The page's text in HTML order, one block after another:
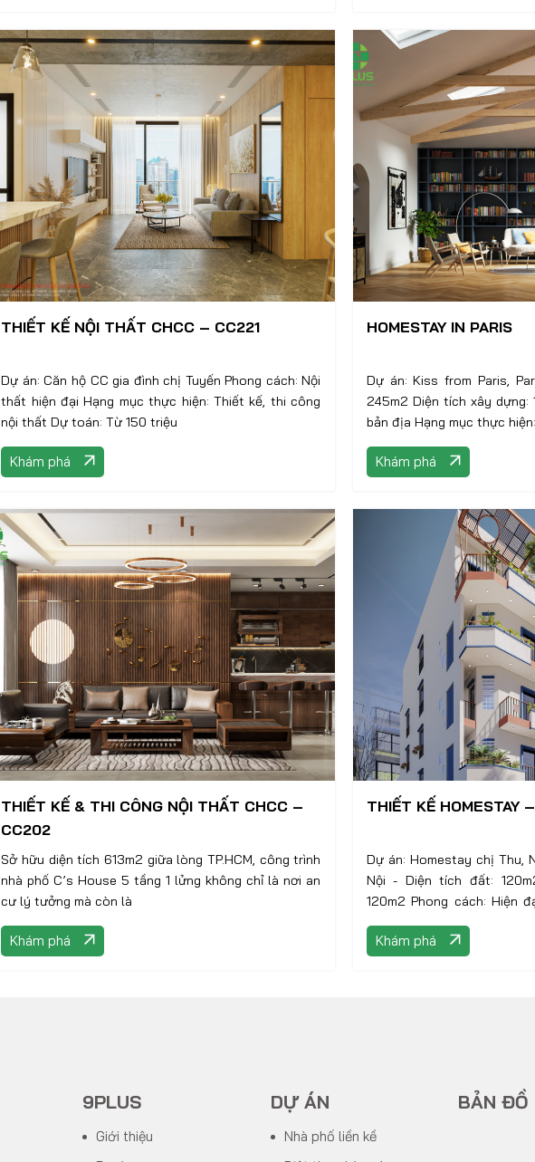
THIẾT KẾ NỘI THẤT CHCC – CC221
Dự án: Căn hộ CC gia đình chị Tuyến Phong cách: Nội
thất hiện đại Hạng mục thực hiện: Thiết kế, thi công
nội thất Dự toán: Từ 150 triệu
Khám phá
HOMESTAY IN PARIS
Dự án: Kiss from Paris, Paris –
245m2 Diện tích xây dựng: 180m2 Phong cách: Pháp
bản địa Hạng mục thực
Khám phá
THIẾT KẾ & THI CÔNG NỘI THẤT CHCC –
CC202
Sở hữu diện tích 613m2 giữa lòng TP.HCM, công trình
nhà phố C’s House 5 tầng 1 lửng không chỉ là nơi an
cư lý tưởng mà còn là
Khám phá
THIẾT KẾ HOMESTAY
Dự án: Homestay chị Thu,
Nội - Diện tích đất:
120m2 Phong cách: Hiện
Thiết kế kiến trúc
Khám phá
9PLUS
Giới thiệu
DỰ ÁN
Nhà phố liền kề
BẢN ĐỒ